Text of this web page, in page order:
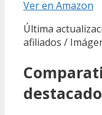
Ver en Amazon
Última
afiliados /